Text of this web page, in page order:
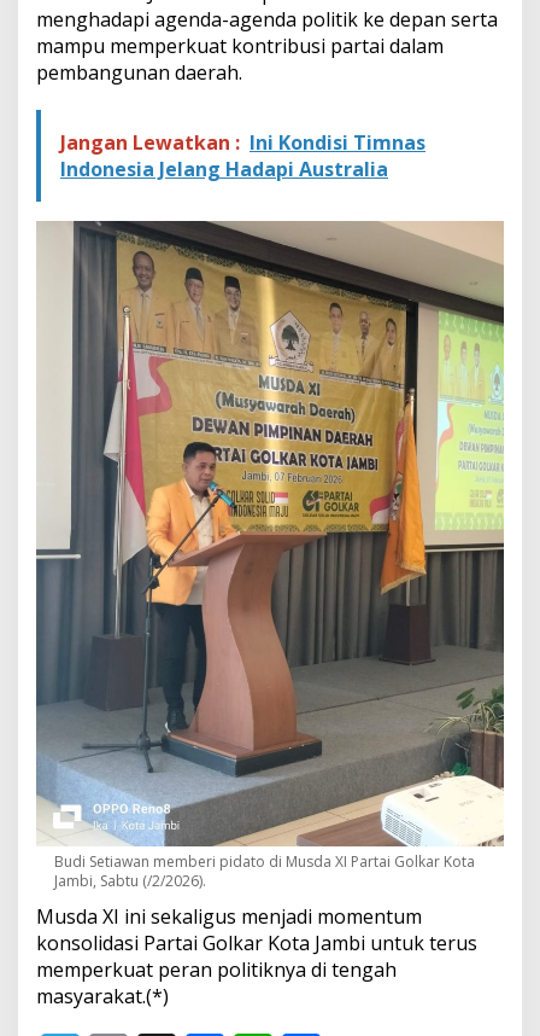
menghadapi agenda-agenda politik ke depan serta
mampu memperkuat kontribusi partai dalam
pembangunan daerah.
Jangan Lewatkan : Ini Kondisi Timnas
Indonesia Jelang Hadapi Australia
Budi Setiawan memberi pidato di Musda XI Partai Golkar Kota
Jambi, Sabtu (/2/2026).
Musda XI ini sekaligus menjadi momentum
konsolidasi Partai Golkar Kota Jambi untuk terus
memperkuat peran politiknya di tengah
masyarakat.(*)